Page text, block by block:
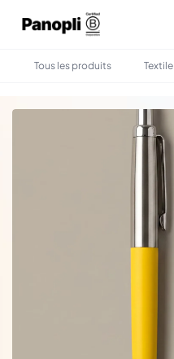
Tous les produits Textile